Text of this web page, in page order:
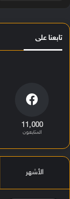
تابعنا على
11٬000
المتابعون
الأشهر